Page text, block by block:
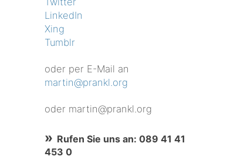
LinkedIn
Xing
Tumblr
oder per E-Mail an
martin@prankl.org
oder martin@prankl.org
Rufen Sie uns an: 089 41 41
453 0